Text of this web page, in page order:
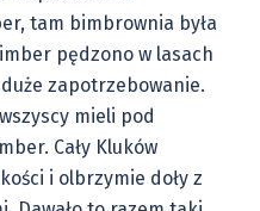
tam bimbrownia była
pędzono w lasach
zapotrzebowanie.
mieli pod
Cały Kluków
i olbrzymie doły z